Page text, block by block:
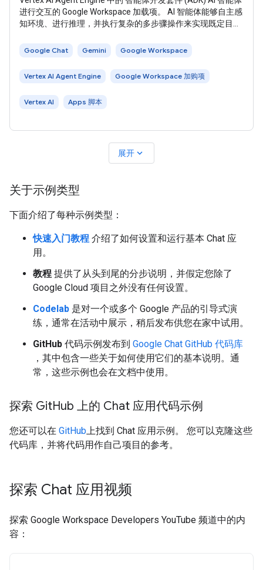
进行交互的 Google Workspace 加载项。 AI 智能体能够自主感
知环境、进行推理，并执行复杂的多步骤操作来实现既定目
该示例使用 Gemini 和 Google 搜索基础知识来评判和修订事
Google Chat Gemini Google Workspace
Vertex AI Agent Engine Google Workspace 加购项
Vertex AI Apps 脚本
展开 expand_more
关于示例类型
下面介绍了每种示例类型：
快速入门教程 介绍了如何设置和运行基本 Chat 应
用。
教程 提供了从头到尾的分步说明，并假定您除了
Google Cloud 项目之外没有任何设置。
Codelab 是对一个或多个 Google 产品的引导式演
练，通常在活动中展示，稍后发布供您在家中试用。
GitHub 代码示例发布到 Google Chat GitHub 代码库
，其中包含一些关于如何使用它们的基本说明。通
常，这些示例也会在文档中使用。
探索 GitHub 上的 Chat 应用代码示例
您还可以在 GitHub上找到 Chat 应用示例。 您可以克隆这些
代码库，并将代码用作自己项目的参考。
探索 Chat 应用视频
探索 Google Workspace Developers YouTube 频道中的内
容：